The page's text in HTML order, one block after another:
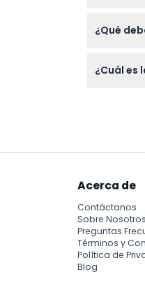
¿Qué
¿Cuál es
Acerca de
Contáctanos
Sobre Nosotros
Preguntas
Términos y
Política de
Blog